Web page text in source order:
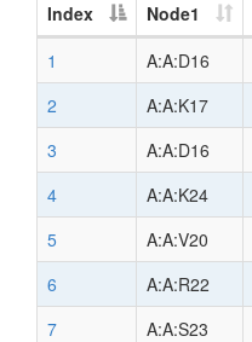
Index Node1
1
A:A:D16
2
A:A:K17
3
A:A:D16
4
A:A:K24
5
A:A:V20
6
A:A:R22
7
A:A:S23